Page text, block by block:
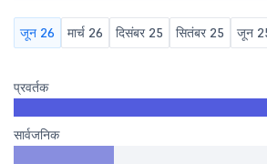
जून 26 मार्च 26 दिसंबर 25 सितंबर 25 जून
प्रवर्तक
सार्वजनिक